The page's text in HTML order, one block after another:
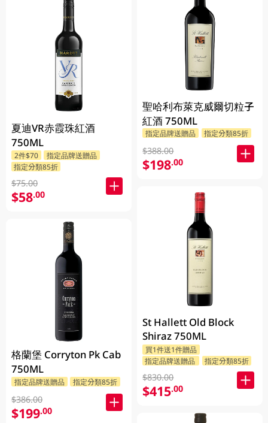
夏迪VR赤霞珠紅酒
750ML
2件$70
指定品牌送贈品
指定分類85折
$75.00
$58.00
格蘭堡 Corryton Pk Cab
750ML
指定品牌送贈品 指定分類85折
$386.00
$199.00
聖哈利布萊克威爾切粒子
紅酒 750ML
指定品牌送贈品 指定分類85折
$388.00
$198.00
St Hallett Old Block
Shiraz 750ML
買1件送1件贈品
指定品牌送贈品
指定分類85折
$830.00
$415.00